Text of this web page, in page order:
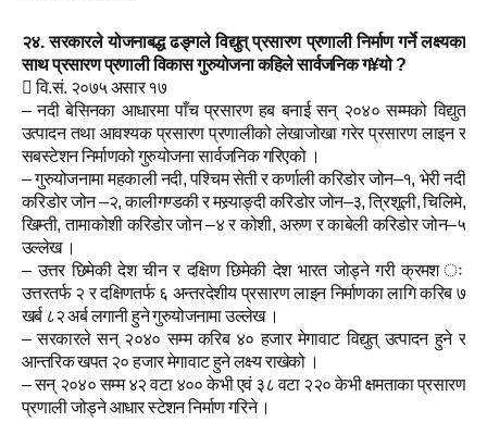
२४. सरकारले योजनाबद्ध ढङ्गले विद्युत् प्रसारण प्रणाली निर्माण गर्ने लक्ष्यका
साथ प्रसारण प्रणाली विकास गुरुयोजना कहिले सार्वजनिक ग¥यो ?
 वि.सं. २०७५ असार १७
– नदी बेसिनका आधारमा पाँच प्रसारण हब बनाई सन् २०४० सम्मको विद्युत्
उत्पादन तथा आवश्यक प्रसारण प्रणालीको लेखाजोखा गरेर प्रसारण लाइन र
सबस्टेशन निर्माणको गुरुयोजना सार्वजनिक गरिएको ।
– गुरुयोजनामा महकाली नदी, पश्चिम सेती र कर्णाली करिडोर जोन–१, भेरी नदी
करिडोर जोन –२, कालीगण्डकी र मस्र्याङ्दी करिडोर जोन–३, त्रिशूली, चिलिमे,
खिम्ती, तामाकोशी करिडोर जोन –४ र कोशी, अरुण र काबेली करिडोर जोन–५
उल्लेख ।
– उत्तर छिमेकी देश चीन र दक्षिण छिमेकी देश भारत जोड्ने गरी क्रमश ः
उत्तरतर्फ २ र दक्षिणतर्फ ६ अन्तरदेशीय प्रसारण लाइन निर्माणका लागि करिब ७
खर्ब ८२ अर्ब लगानी हुने गुरुयोजनामा उल्लेख ।
– सरकारले सन् २०४० सम्म करिब ४० हजार मेगावाट विद्युत् उत्पादन हुने र
आन्तरिक खपत २० हजार मेगावाट हुने लक्ष्य राखेको ।
– सन् २०४० सम्म ४२ वटा ४०० केभी एवं ३८ वटा २२० केभी क्षमताका प्रसारण
प्रणाली जोड्ने आधार स्टेशन निर्माण गरिने ।